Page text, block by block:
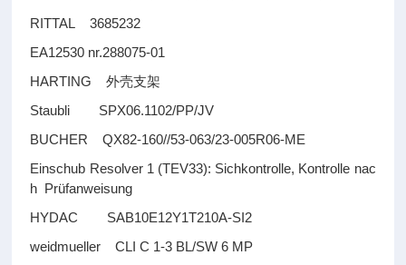
RITTAL 3685232
EA12530 nr.288075-01
HARTING外壳支架
Staubli SPX06.1102/PP/JV
BUCHER QX82-160//53-063/23-005R06-ME
Einschub Resolver 1 (TEV33): Sichkontrolle, Kontrolle nac
h Prüfanweisung
HYDAC SAB10E12Y1T210A-SI2
weidmueller CLI C 1-3 BL/SW 6 MP